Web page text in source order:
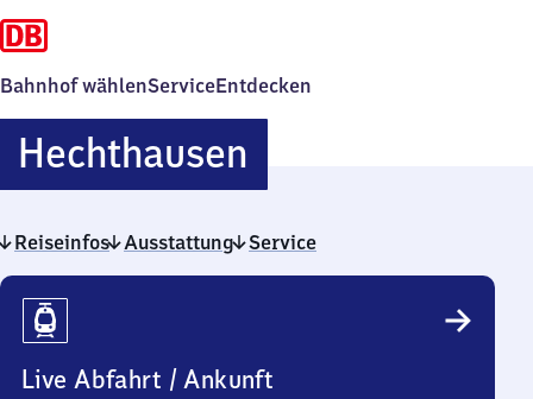
Bahnhof wählenServiceEntdecken
HechthausenHechthausen
Reiseinfos Ausstattung Service
Reiseinfos
Live Abfahrt / Ankunft